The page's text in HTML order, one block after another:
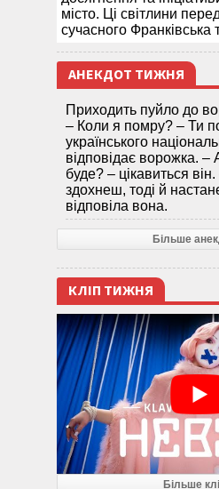
місто. Ці світлини
сучасного Франківська
АНЕКДОТ ТИЖНЯ
Приходить пуйло до
– Коли я помру? – Ти
українського
відповідає ворожка.
буде? – цікавиться
здохнеш, тоді й
відповіла вона.
Більше
КЛІП ТИЖНЯ
Більше